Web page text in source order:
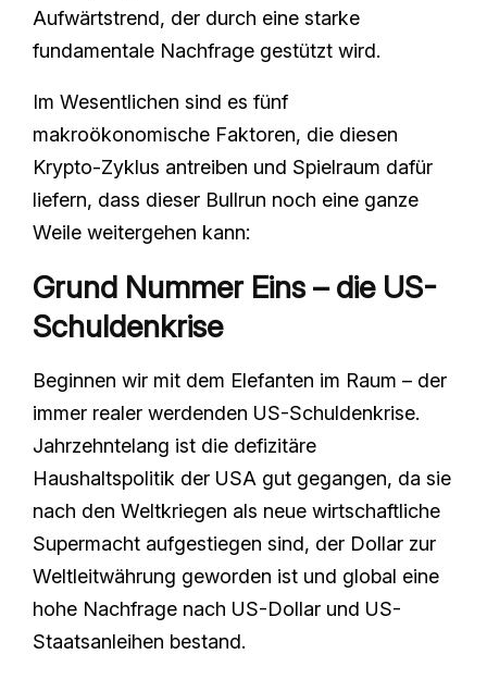
Aufwärtstrend, der durch eine starke
fundamentale Nachfrage gestützt wird.
Im Wesentlichen sind es fünf
makroökonomische Faktoren, die diesen
Krypto-Zyklus antreiben und Spielraum dafür
liefern, dass dieser Bullrun noch eine ganze
Weile weitergehen kann:
Grund Nummer Eins – die US-
Schuldenkrise
Beginnen wir mit dem Elefanten im Raum – der
immer realer werdenden US-Schuldenkrise.
Jahrzehntelang ist die defizitäre
Haushaltspolitik der USA gut gegangen, da sie
nach den Weltkriegen als neue wirtschaftliche
Supermacht aufgestiegen sind, der Dollar zur
Weltleitwährung geworden ist und global eine
hohe Nachfrage nach US-Dollar und US-
Staatsanleihen bestand.